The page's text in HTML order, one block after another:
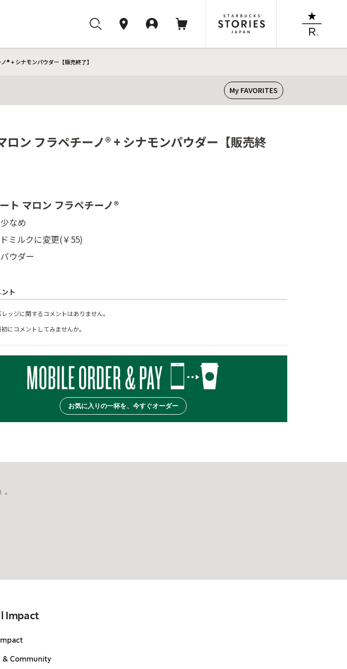
® + シナモンパウダー【販売終了】
My FAVORITES
ン フラペチーノ® + シナモンパウダー【販売終
ト マロン フラペチーノ®
なめ
ミルクに変更(￥55)
ウダー
ト
ッジに関するコメントはありません。
にコメントしてみませんか。
お気に入りの一杯を、今すぐオーダー
。
Impact
& Community